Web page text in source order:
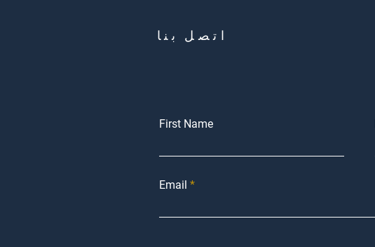
اتصل بنا
First Name
Email